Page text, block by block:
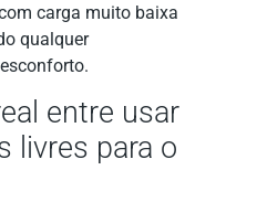
carga muito baixa
qualquer
entre usar
livres para o